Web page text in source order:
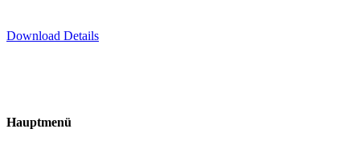
Download Details
Hauptmenü